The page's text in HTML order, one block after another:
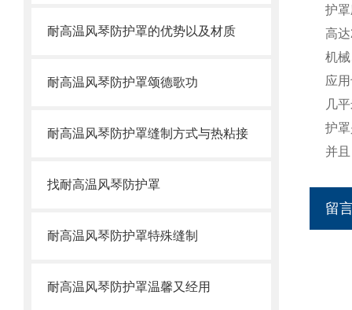
耐高温风琴防护罩的优势以及材质
耐高温风琴防护罩颂德歌功
耐高温风琴防护罩缝制方式与热粘接
找耐高温风琴防护罩
耐高温风琴防护罩特殊缝制
耐高温风琴防护罩温馨又经用
护
高达
机
应
几
护
并
留